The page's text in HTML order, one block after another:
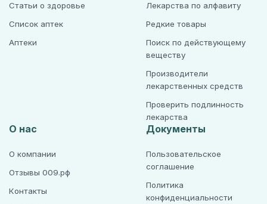
Статьи о здоровье
Список аптек
Аптеки
Лекарства по алфавиту
Редкие товары
Поиск по действующему
веществу
Производители
лекарственных средств
Проверить подлинность
лекарства
О нас
О компании
Отзывы 009.рф
Контакты
Документы
Пользовательское
соглашение
Политика
конфиденциальности